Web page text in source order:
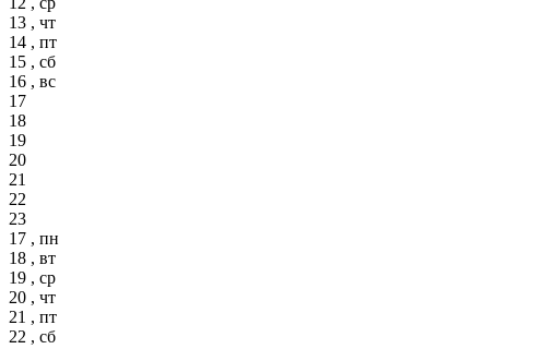
13 , чт
14 , пт
15 , сб
16 , вс
17
18
19
20
21
22
23
17 , пн
18 , вт
19 , ср
20 , чт
21 , пт
22 , сб